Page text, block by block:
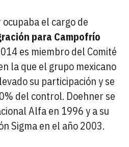
el cargo de
para Campofrío
es miembro del Comité
la que el grupo mexicano
su participación y se
del control. Doehner se
Alfa en 1996 y a su
Sigma en el año 2003.